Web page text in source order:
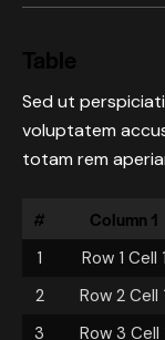
Table
Sed ut
voluptatem
totam rem
# Column 1
1 Row 1 Cell 1
2
Row 2 Cell
3
Row 3 Cell